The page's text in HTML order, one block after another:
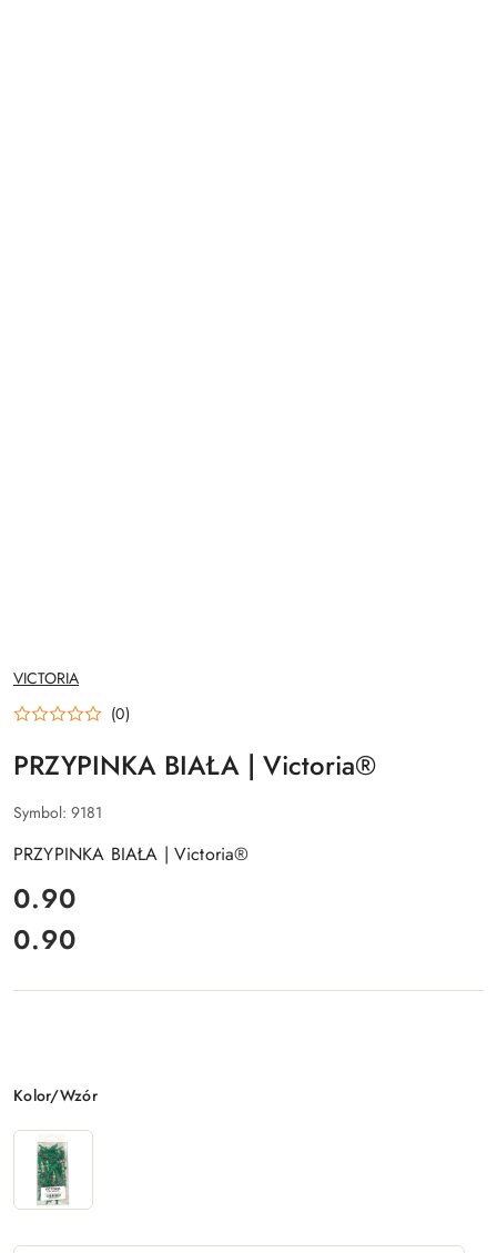
NAZWA
PRODUCENTA:
VICTORIA
(0)
PRZYPINKA BIAŁA | Victoria®
Symbol: 9181
PRZYPINKA BIAŁA | Victoria®
cena:
0.90
Cena:
0.90
Wariant
Kolor/Wzór